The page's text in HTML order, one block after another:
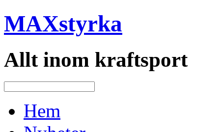
MAXstyrka
Allt inom kraftsport
Hem